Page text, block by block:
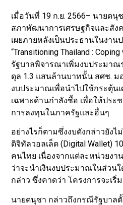
เมื่อวันที่ 19 ก.ย. 2566– นายด
สภาพัฒนาการเศรษฐกิจและสัง
เผยภายหลังเป็นประธานในงาน
“Transitioning Thailand :
รัฐบาลพิจารณาเพิ่มงบประมาณ
ดุล 1.3 แสนล้านบาทนั้น สศช. ม
งบประมาณเพื่อนำไปใช้กระตุ้น
เฉพาะด้านกำลังซื้อ เพื่อให้ประ
การลงทุนในภาครัฐและอื่นๆ
อย่างไรก็ตามซึ่งงบดังกล่าวยังไ
ดิจิทัลวอลเล็ต (Digital Wallet)
คนไทย เนื่องจากแต่ละหน่วยง
ว่าจะนำเงินงบประมาณในส่วน
กล่าว ซึ่งคาดว่า โครงการจะเ
นายดนุชา กล่าวถึงกรณีรัฐบาลตั้